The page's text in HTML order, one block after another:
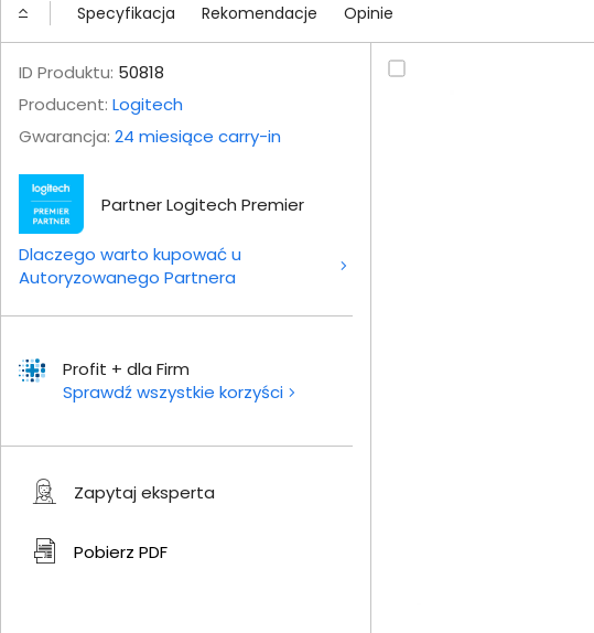
Specyfikacja Rekomendacje Opinie
ID Produktu: 50818
Producent: Logitech
Gwarancja: 24 miesiące carry-in
Partner Logitech Premier
Dlaczego warto kupować u
Autoryzowanego Partnera
Profit + dla Firm
Sprawdź wszystkie korzyści
Zapytaj eksperta
Pobierz PDF